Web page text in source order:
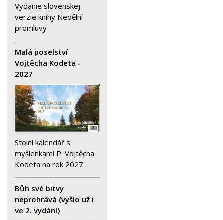
Vydanie slovenskej
verzie knihy Nedělní
promluvy
Malá poselství
Vojtěcha Kodeta -
2027
Stolní kalendář s
myšlenkami P. Vojtěcha
Kodeta na rok 2027.
Bůh své bitvy
neprohrává (vyšlo už i
ve 2. vydání)